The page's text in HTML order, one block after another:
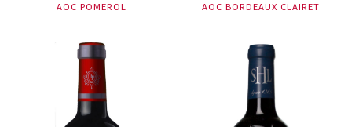
AOC POMEROL AOC BORDEAUX CLAIRET